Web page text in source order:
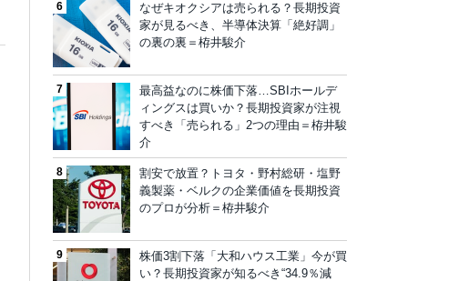
なぜキオクシアは売られる？長期投資
家が見るべき、半導体決算「絶好調」
の裏の裏＝栫井駿介
最高益なのに株価下落…SBIホールデ
ィングスは買いか？長期投資家が注視
すべき「売られる」2つの理由＝栫井駿
介
割安で放置？トヨタ・野村総研・塩野
義製薬・ベルクの企業価値を長期投資
のプロが分析＝栫井駿介
株価3割下落「大和ハウス工業」今が買
い？長期投資家が知るべき“34.9％減